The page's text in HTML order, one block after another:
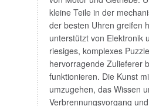
kleine Teile in der
der besten Uhren greifen
unterstützt von Elektronik
riesiges, komplexes
hervorragende Zulieferer
funktionieren. Die Kunst
umzugehen, das Wissen
Verbrennungsvorgang